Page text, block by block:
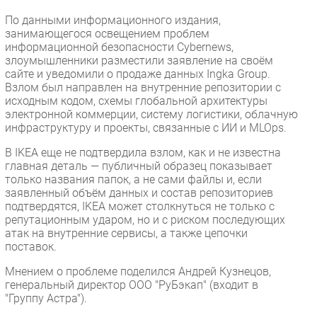
Безопасность
Инновации
CIO/Управление ИТ
Гаджеты
Здоровье
РАЗДЕЛЫ
Новости
Аналитика
Интервью
Мероприятия
Проекты
IT класс
Тестовый стенд
Каталог компаний
По данными информационного издания,
занимающегося освещением проблем
информационной безопасности Cybernews,
злоумышленники разместили заявление на своём
сайте и уведомили о продаже данных Ingka Group.
Взлом был направлен на внутренние репозитории с
исходным кодом, схемы глобальной архитектуры
электронной коммерции, систему логистики, облачную
инфраструктуру и проекты, связанные с ИИ и MLOps.
В IKEA еще не подтвердила взлом, как и не известна
главная деталь — публичный образец показывает
только названия папок, а не сами файлы и, если
заявленный объём данных и состав репозиториев
подтвердятся, IKEA может столкнуться не только с
репутационным ударом, но и с риском последующих
атак на внутренние сервисы, а также цепочки
поставок.
Мнением о проблеме поделился Андрей Кузнецов,
генеральный директор ООО "РуБэкап" (входит в
"Группу Астра").